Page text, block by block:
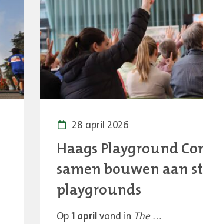
28 april 2026
Haags Playground
samen bouwen aan
playgrounds
Op1 aprilvond in The …